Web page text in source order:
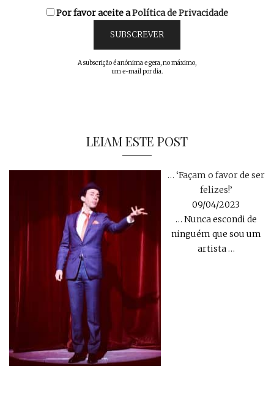
Por favor aceite aPolítica de Privacidade
A subscrição é anónima e gera, no máximo,
um e-mail por dia.
LEIAM ESTE POST
… ‘Façam o favor de ser
felizes!’
09/04/2023
… Nunca escondi de
ninguém que sou um
artista…